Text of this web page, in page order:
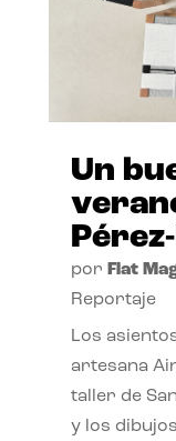
Un
por Flat
Reportaje
Los
artesana
taller de
y los